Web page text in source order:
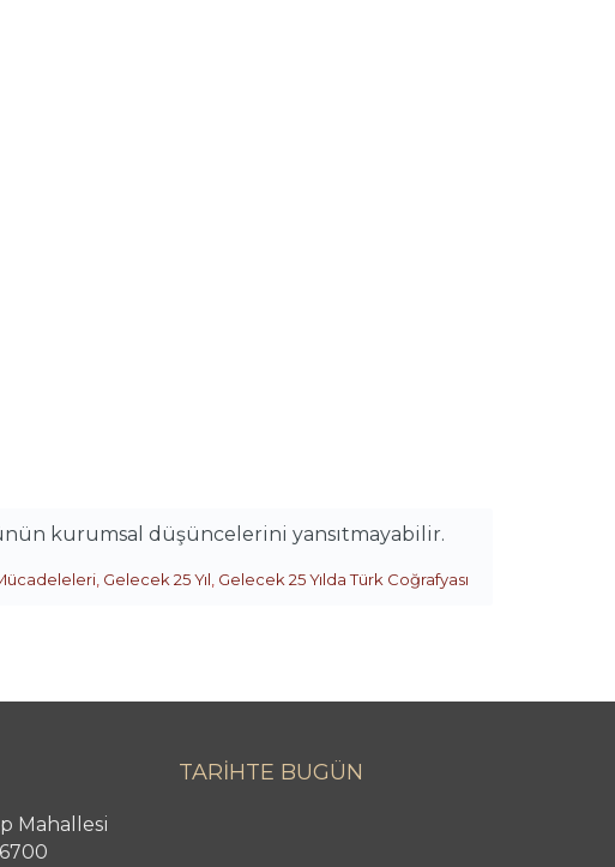
kurumsal düşüncelerini yansıtmayabilir.
Gelecek 25 Yıl Gelecek 25 Yılda Türk Coğrafyası
Mahallesi
TARİHTE BUGÜN